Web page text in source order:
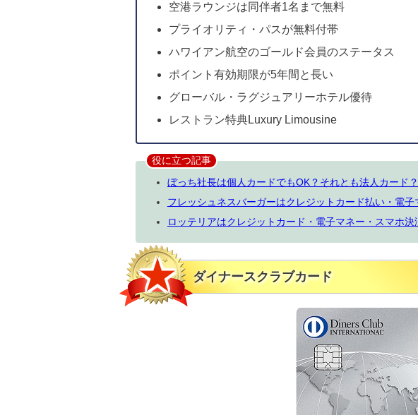
空港ラウンジは同伴者1名まで無料
プライオリティ・パスが無料付帯
ハワイアン航空のゴールド会員のステータス
ポイント有効期限が5年間と長い
グローバル・ラグジュアリーホテル優待
レストラン特典Luxury Limousine
役に立つ記事
ぼっち社長は個人カードでもOK？それとも法人カード？
フレッシュネスバーガーはクレジットカード払い・電
ロッテリアはクレジットカード・電子マネー・スマホ決
ダイナースクラブカード